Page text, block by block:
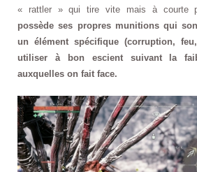
« rattler » qui tire vite mais à courte
possède ses propres munitions qui
un élément spécifique (corruption,
utiliser à bon escient suivant la
auxquelles on fait face.